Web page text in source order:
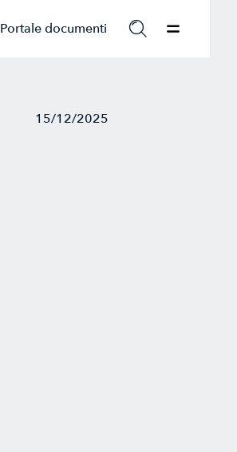
Portale documenti
15/12/2025